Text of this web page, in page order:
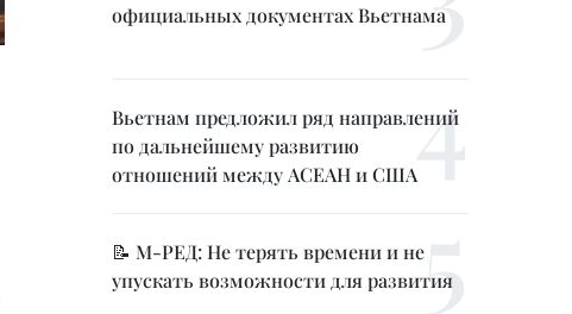
официальных документах Вьетнама
Вьетнам предложил ряд направлений
по дальнейшему развитию
отношений между АСЕАН и США
📝 М-РЕД: Не терять времени и не
упускать возможности для развития